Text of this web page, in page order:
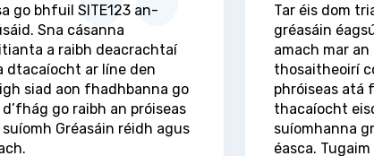
go bhfuil SITE123 an-
Sna cásanna
a raibh deacrachtaí
dtacaíocht ar líne den
siad aon fhadhbanna go
go raibh an próiseas
Gréasáin réidh agus
Tar éis dom
gréasáin
amach mar
thosaitheoirí
phróiseas atá
thacaíocht
suíomhanna
éasca.